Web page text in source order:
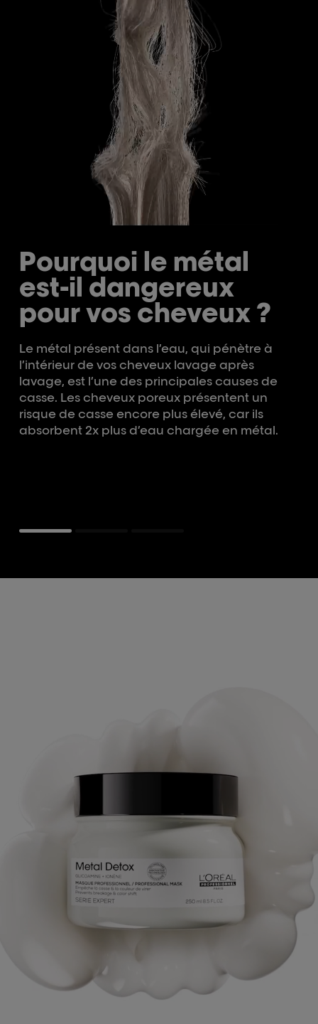
Pourquoi le métal
est-il dangereux
pour vos cheveux ?
Le métal présent dans l’eau, qui pénètre à
l’intérieur de vos cheveux lavage après
lavage, est l’une des principales causes de
casse. Les cheveux poreux présentent un
risque de casse encore plus élevé, car ils
absorbent 2x plus d’eau chargée en métal.